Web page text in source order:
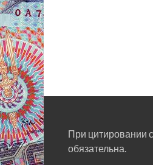
При цитировании
обязательна.